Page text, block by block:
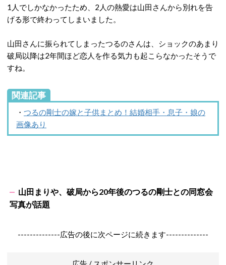
1人でしかなかったため、2人の熱愛は山田さんから別れを告
げる形で終わってしまいました。
山田さんに振られてしまったつるのさんは、ショックのあまり
破局以降は2年間ほど恋人を作る気力も起こらなかったそうで
すね。
関連記事
・ つるの剛士の嫁と子供まとめ！結婚相手・息子・娘の
画像あり
山田まりや、破局から20年後のつるの剛士との同窓会
写真が話題
--------------広告の後に次ページに続きます--------------